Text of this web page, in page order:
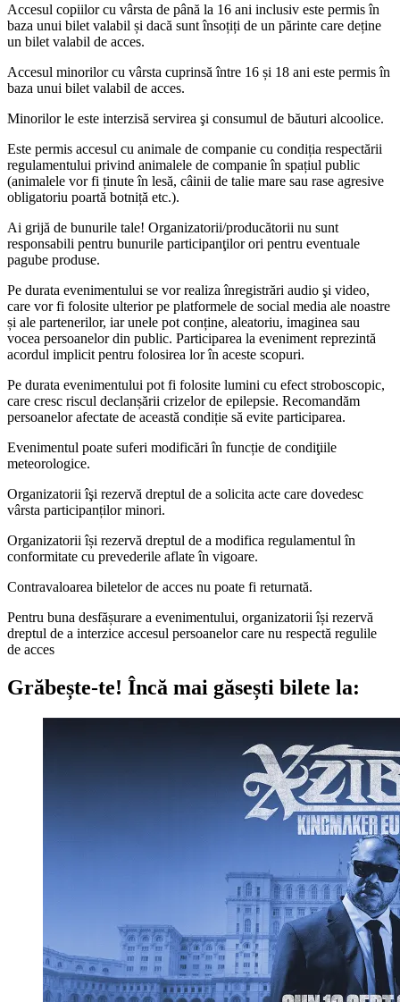
Accesul copiilor cu vârsta de până la 16 ani inclusiv este permis în
baza unui bilet valabil și dacă sunt însoțiți de un părinte care deține
un bilet valabil de acces.
Accesul minorilor cu vârsta cuprinsă între 16 și 18 ani este permis în
baza unui bilet valabil de acces.
Minorilor le este interzisă servirea şi consumul de băuturi alcoolice.
Este permis accesul cu animale de companie cu condiția respectării
regulamentului privind animalele de companie în spațiul public
(animalele vor fi ținute în lesă, câinii de talie mare sau rase agresive
obligatoriu poartă botniță etc.).
Ai grijă de bunurile tale! Organizatorii/producătorii nu sunt
responsabili pentru bunurile participanţilor ori pentru eventuale
pagube produse.
Pe durata evenimentului se vor realiza înregistrări audio şi video,
care vor fi folosite ulterior pe platformele de social media ale noastre
și ale partenerilor, iar unele pot conține, aleatoriu, imaginea sau
vocea persoanelor din public. Participarea la eveniment reprezintă
acordul implicit pentru folosirea lor în aceste scopuri.
Pe durata evenimentului pot fi folosite lumini cu efect stroboscopic,
care cresc riscul declanșării crizelor de epilepsie. Recomandăm
persoanelor afectate de această condiție să evite participarea.
Evenimentul poate suferi modificări în funcție de condiţiile
meteorologice.
Organizatorii îşi rezervă dreptul de a solicita acte care dovedesc
vârsta participanților minori.
Organizatorii își rezervă dreptul de a modifica regulamentul în
conformitate cu prevederile aflate în vigoare.
Contravaloarea biletelor de acces nu poate fi returnată.
Pentru buna desfășurare a evenimentului, organizatorii își rezervă
dreptul de a interzice accesul persoanelor care nu respectă regulile
de acces
Grăbește-te! Încă mai găsești bilete la: